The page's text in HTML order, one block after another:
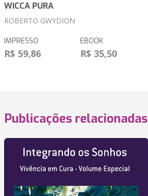
WICCA PURA
ROBERTO GWYDION
IMPRESSO
R$ 59,86
EBOOK
R$ 35,50
Publicações relacionadas